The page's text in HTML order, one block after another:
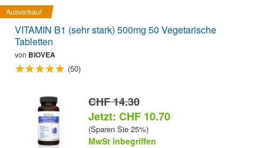
Ausverkauf
VITAMIN B1 (sehr stark) 500mg 50 Vegetarische
Tabletten
von BIOVEA
(50)
CHF 14.30
Jetzt: CHF 10.70
(Sparen Sie 25%)
MwSt inbegriffen